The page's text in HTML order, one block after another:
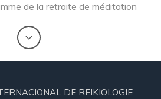
de la retraite de méditation
DE REIKIOLOGIE